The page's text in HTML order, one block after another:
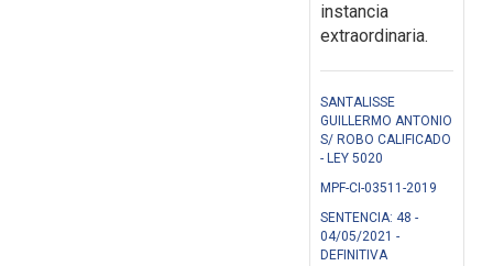
instancia
extraordinaria.
SANTALISSE
GUILLERMO ANTONIO
S/ ROBO CALIFICADO
- LEY 5020
MPF-CI-03511-2019
SENTENCIA: 48 -
04/05/2021 -
DEFINITIVA